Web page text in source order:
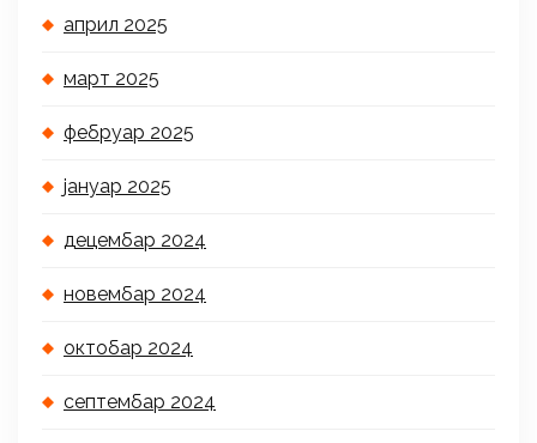
април 2025
март 2025
фебруар 2025
јануар 2025
децембар 2024
новембар 2024
октобар 2024
септембар 2024